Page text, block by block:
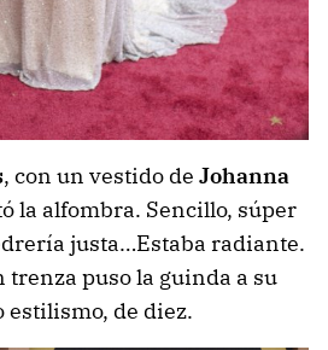
, con un vestido de Johanna
la alfombra. Sencillo, súper
justa…Estaba radiante.
trenza puso la guinda a su
estilismo, de diez.